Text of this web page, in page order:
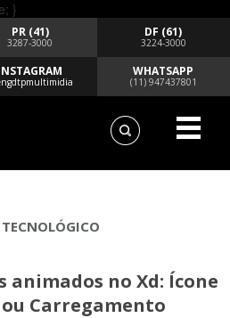
}
PR (41)
3287-3000
DF (61)
3224-3000
WHATSAPP
(11) 947437801
animados no Xd: Ícone
Carregamento